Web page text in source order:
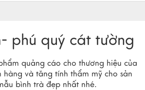
phú quý cát tường
quảng cáo cho thương hiệu của
và tăng tính thẩm mỹ cho sản
bình trà đẹp nhất nhé.